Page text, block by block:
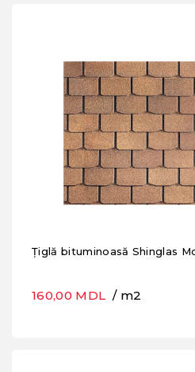
Țiglă bituminoasă Shinglas
160,00 MDL / m2